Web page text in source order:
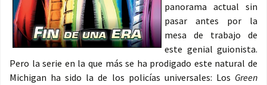
panorama actual sin
pasar antes por la
mesa de trabajo de
este genial guionista.
Pero la serie en la que más se ha prodigado este natural de
Michigan ha sido la de los policías universales: Los Green